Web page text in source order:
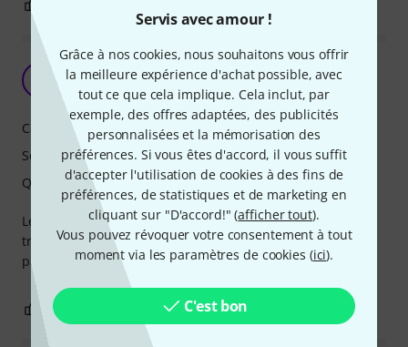
Servis avec amour !
Grâce à nos cookies, nous souhaitons vous offrir
la meilleure expérience d'achat possible, avec
tout ce que cela implique. Cela inclut, par
exemple, des offres adaptées, des publicités
personnalisées et la mémorisation des
préférences. Si vous êtes d'accord, il vous suffit
d'accepter l'utilisation de cookies à des fins de
préférences, de statistiques et de marketing en
cliquant sur "D'accord!" (afficher tout).
Vous pouvez révoquer votre consentement à tout
moment via les paramètres de cookies (ici).
C'est bon
Superbe enceinte
baba--- 06.01.2026
Le son au top, câble assez long pour la branché sur un
trépied, basses profondes, le son même a fond ne casse
pas les oreilles c'est très très agréable
Caractéristiques
Son
Qualité de fabrication
SIGNALER L'ÉVALUATION